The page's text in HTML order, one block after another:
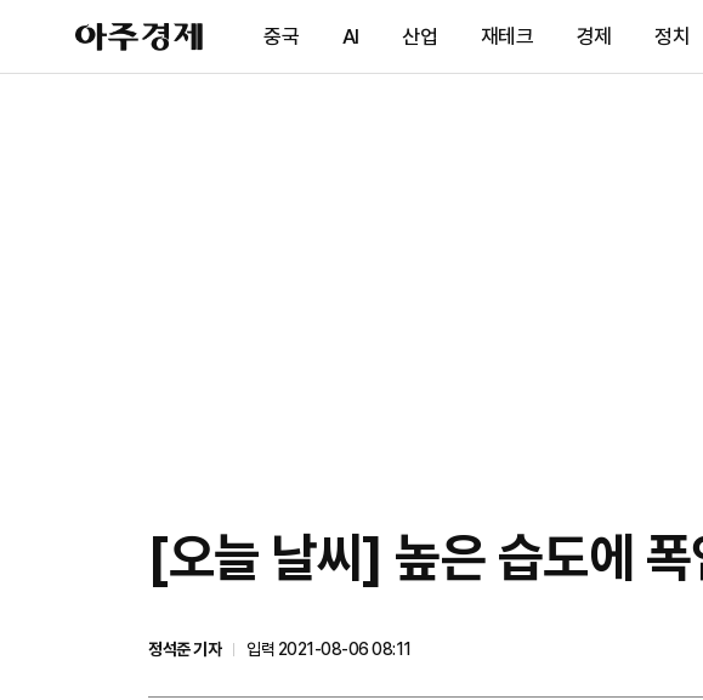
아
주
제
중국 AI 산업 재테크 경제 정치
[오늘 날씨] 높은 습도에
정석준 기자
입력 2021-08-06 08:11